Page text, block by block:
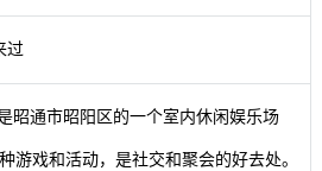
过
昭通市昭阳区的一个室内休闲娱乐场
游戏和活动，是社交和聚会的好去处。